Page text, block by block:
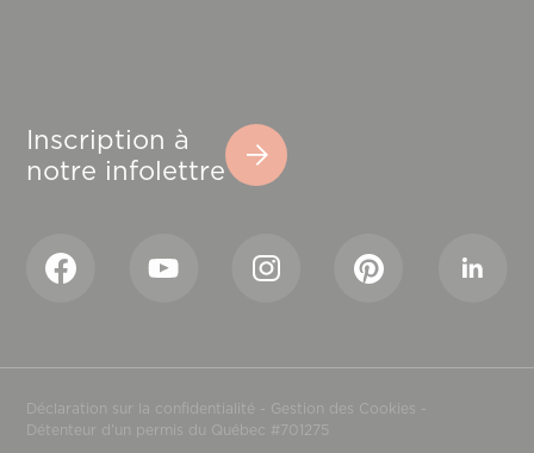
Inscription à
notre infolettre
Déclaration sur la confidentialité - Gestion des Cookies -
Détenteur d'un permis du Québec #701275